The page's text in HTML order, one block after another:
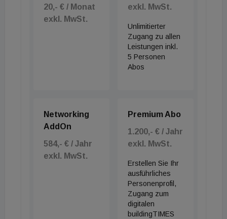
20,- € / Monat
exkl. MwSt.
exkl. MwSt.
Unlimitierter
Zugang zu allen
Leistungen inkl.
5 Personen
Abos
Networking
AddOn
584,- € / Jahr
exkl. MwSt.
Premium Abo
1.200,- € / Jahr
exkl. MwSt.
Erstellen Sie Ihr
ausführliches
Personenprofil,
Zugang zum
digitalen
buildingTIMES